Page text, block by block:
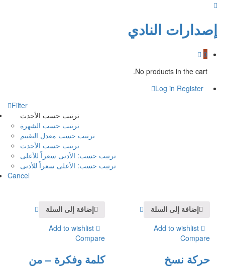
إصدارات النادي
0
No products in the cart.
Log in Register
Filter
ترتيب حسب الأحدث
ترتيب حسب الشهرة
ترتيب حسب معدل التقييم
ترتيب حسب الأحدث
ترتيب حسب: الأدنى سعراً للأعلى
ترتيب حسب: الأعلى سعراً للأدنى
Cancel
إضافة إلى السلة
Add to wishlist
Compare
كلمة وفكرة – من
إضافة إلى السلة
Add to wishlist
Compare
حركة نسخ